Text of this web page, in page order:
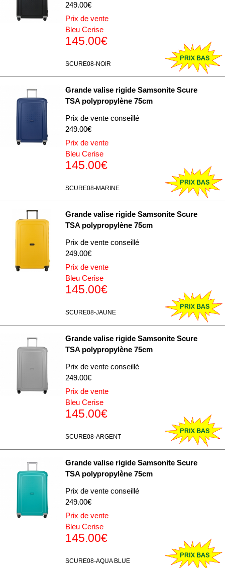
249.00€
Prix de vente
Bleu Cerise
145.00€
SCURE08-NOIR
Grande valise rigide Samsonite Scure
TSA polypropylène 75cm
Prix de vente conseillé
249.00€
Prix de vente
Bleu Cerise
145.00€
SCURE08-MARINE
Grande valise rigide Samsonite Scure
TSA polypropylène 75cm
Prix de vente conseillé
249.00€
Prix de vente
Bleu Cerise
145.00€
SCURE08-JAUNE
Grande valise rigide Samsonite Scure
TSA polypropylène 75cm
Prix de vente conseillé
249.00€
Prix de vente
Bleu Cerise
145.00€
SCURE08-ARGENT
Grande valise rigide Samsonite Scure
TSA polypropylène 75cm
Prix de vente conseillé
249.00€
Prix de vente
Bleu Cerise
145.00€
SCURE08-AQUA BLUE